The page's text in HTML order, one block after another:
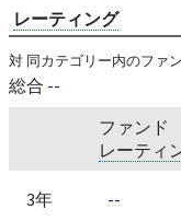
レーティング
対 同カテゴリー内のファ
総合 --
ファンド
レーティ
3年 --